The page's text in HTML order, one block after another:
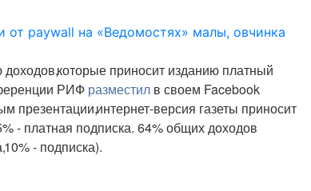
доходов,которые приносит изданию платный
РИФ разместил в своем Facebook
презентации,интернет-версия газеты приносит
- платная подписка. 64% общих доходов
,10% - подписка).